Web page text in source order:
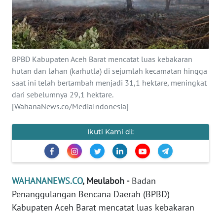
BPBD Kabupaten Aceh Barat mencatat luas kebakaran
hutan dan lahan (karhutla) di sejumlah kecamatan hingga
saat ini telah bertambah menjadi 31,1 hektare, meningkat
dari sebelumnya 29,1 hektare.
[WahanaNews.co/MediaIndonesia]
Ikuti Kami di:
WAHANANEWS.CO, Meulaboh -Badan
Penanggulangan Bencana Daerah (BPBD)
Kabupaten Aceh Barat mencatat luas kebakaran
PERISTIWA
Informasi
BERITA
KAMI
INFO
TENTANG
PEDOMAN
MEDIA